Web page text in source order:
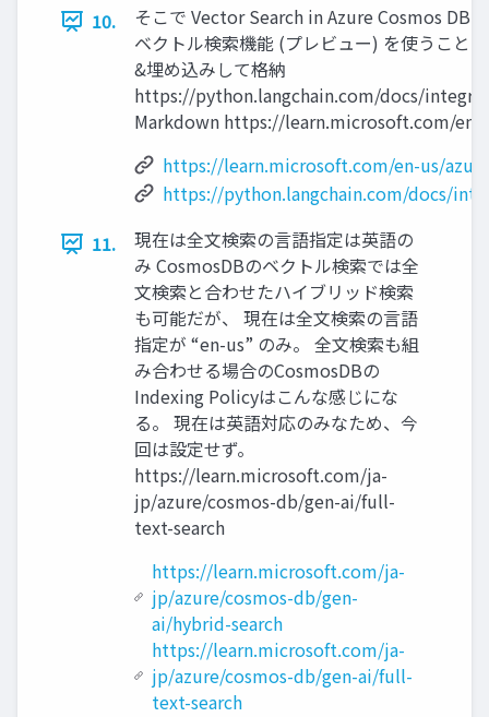
10.
そこで Vector Search in Azure Cosmos DB
ベクトル検索機能 (プレビュー) を使うこと
&埋め込みして格納
https://python.langchain.com/docs/
Markdown https://learn.microsoft.com/
https://learn.microsoft.com/en-us/
https://python.langchain.com/docs/
11.
現在は全文検索の言語指定は英語の
み CosmosDBのベクトル検索では全
文検索と合わせたハイブリッド検索
も可能だが、 現在は全文検索の言語
指定が “en-us” のみ。 全文検索も組
み合わせる場合のCosmosDBの
Indexing Policyはこんな感じにな
る。 現在は英語対応のみなため、今
回は設定せず。
https://learn.microsoft.com/ja-
jp/azure/cosmos-db/gen-ai/full-
text-search
https://learn.microsoft.com/ja-
jp/azure/cosmos-db/gen-
ai/hybrid-search
https://learn.microsoft.com/ja-
jp/azure/cosmos-db/gen-ai/full-
text-search